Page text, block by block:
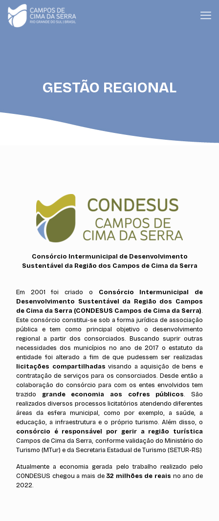
GESTÃO REGIONAL
Consórcio Intermunicipal de Desenvolvimento
Sustentável da Região dos Campos de Cima da Serra
Em 2001 foi criado o Consórcio Intermunicipal de
Desenvolvimento Sustentável da Região dos Campos
de Cima da Serra (CONDESUS Campos de Cima da Serra).
Este consórcio constitui-se sob a forma jurídica de associação
pública e tem como principal objetivo o desenvolvimento
regional a partir dos consorciados. Buscando suprir outras
necessidades dos municípios no ano de 2017 o estatuto da
entidade foi alterado a fim de que pudessem ser realizadas
licitações compartilhadas visando a aquisição de bens e
contratação de serviços para os consorciados. Desde então a
colaboração do consórcio para com os entes envolvidos tem
trazido grande economia aos cofres públicos. São
realizados diversos processos licitatórios atendendo diferentes
áreas da esfera municipal, como por exemplo, a saúde, a
educação, a infraestrutura e o próprio turismo. Além disso, o
consórcio é responsável por gerir a região turística
Campos de Cima da Serra, conforme validação do Ministério do
Turismo (MTur) e da Secretaria Estadual de Turismo (SETUR-RS)
Atualmente a economia gerada pelo trabalho realizado pelo
CONDESUS chegou a mais de32 milhões de reais no ano de
2022.